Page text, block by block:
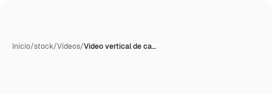
Início/stock/Vídeos/Vídeo vertical de ca…